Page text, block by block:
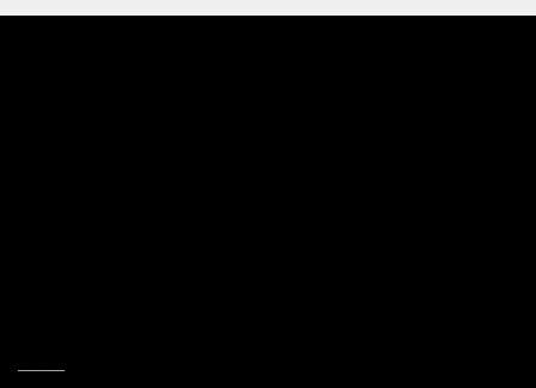
———